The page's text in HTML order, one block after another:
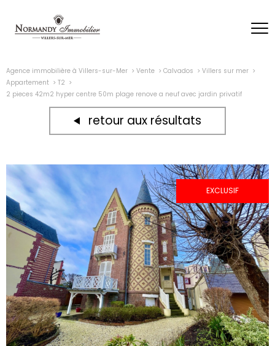
Agence immobilière à Villers-sur-Mer Vente Calvados
Villers sur mer
Appartement
T2
2 pieces 42m2 hyper centre 50m plage renove a neuf avec jardin privatif
retour aux résultats
EXCLUSIF